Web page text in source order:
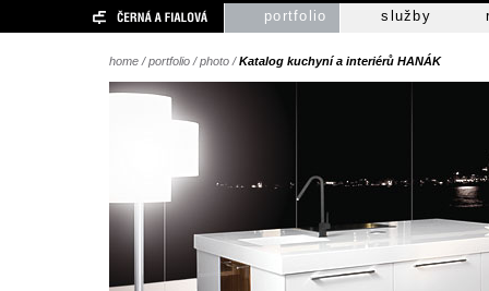
portfolio služby
home /portfolio /photo /Katalog kuchyní a interiérů HANÁK